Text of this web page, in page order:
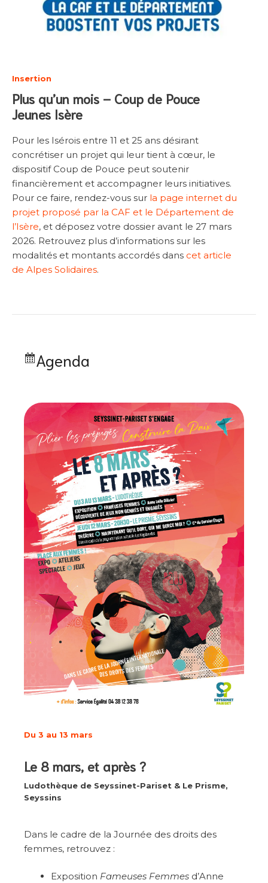
Insertion
Plus qu’un mois – Coup de Pouce
Jeunes Isère
Pour les Isérois entre 11 et 25 ans désirant
concrétiser un projet qui leur tient à cœur, le
dispositif Coup de Pouce peut soutenir
financièrement et accompagner leurs initiatives.
Pour ce faire, rendez-vous sur la page internet du
projet proposé par la CAF et le Département de
l’Isère, et déposez votre dossier avant le 27 mars
2026. Retrouvez plus d’informations sur les
modalités et montants accordés dans cet article
de Alpes Solidaires.
Agenda
Du 3 au 13 mars
Le 8 mars, et après ?
Ludothèque de Seyssinet-Pariset & Le Prisme,
Seyssins
Dans le cadre de la Journée des droits des
femmes, retrouvez :
Exposition Fameuses Femmes d’Anne